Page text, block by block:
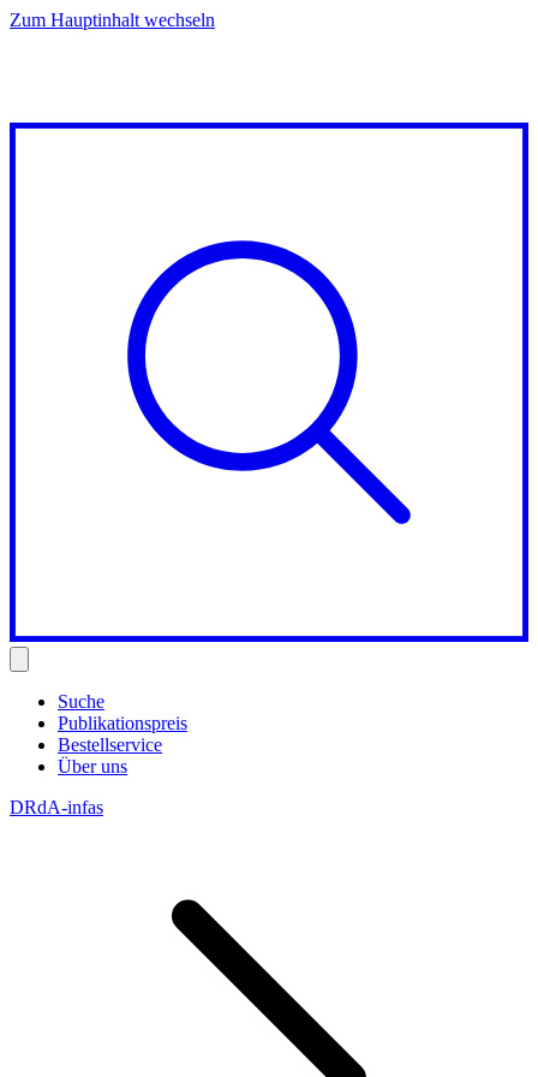
Zum Hauptinhalt wechseln
Suche
Publikationspreis
Bestellservice
Über uns
DRdA-infas